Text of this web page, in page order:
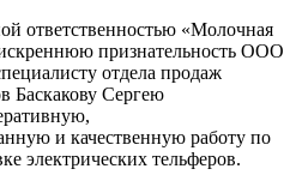
ответственностью «Молочная
признательность ООО
отдела продаж
Баскакову Сергею
и качественную работу по
электрических тельферов.